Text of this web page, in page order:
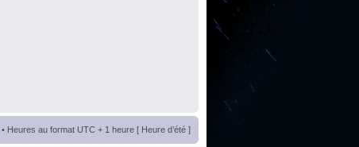
• Heures au format UTC + 1 heure [ Heure d’été ]